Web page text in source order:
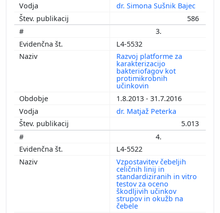
dr. Simona Sušnik Bajec
586
3.
L4-5532
Razvoj platforme za
karakterizacijo
bakteriofagov kot
protimikrobnih
učinkovin
1.8.2013 - 31.7.2016
dr. Matjaž Peterka
5.013
4.
L4-5522
Vzpostavitev čebeljih
celičnih linij in
standardiziranih in vitro
testov za oceno
škodljivih učinkov
strupov in okužb na
čebele